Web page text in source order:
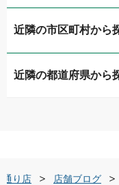
ガリバー高松東山崎
ガリバー高松東山崎
ガリバー高松中央通
近隣の市区町村から
高松市
近隣の都道府県から
通り店 店舗ブログ